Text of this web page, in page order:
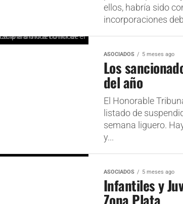
ellos, habría sido
incorporaciones
ASOCIADOS 5 meses ago
Los
del año
El Honorable
listado de
semana liguero.
y...
ASOCIADOS 5 meses ago
Infantiles y
Zona Plata